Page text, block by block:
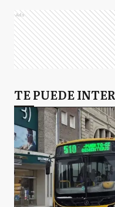
Ads
TE PUEDE